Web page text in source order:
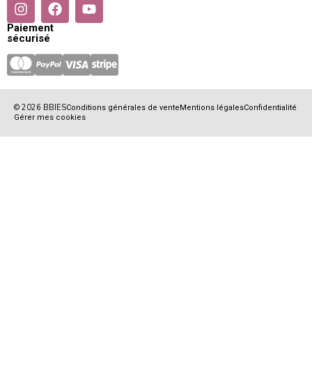
Paiement
sécurisé
© 2026 BBIESConditions générales de venteMentions légalesConfidentialité
Gérer mes cookies